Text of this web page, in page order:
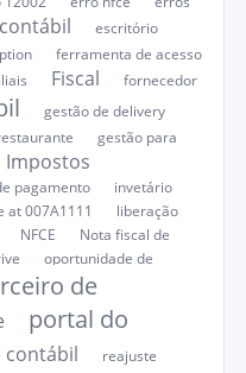
escritório
ferramenta de acesso
Fiscal
fornecedor
gestão de delivery
gestão para
Impostos
pagamento
invetário
at 007A1111
liberação
NFCE
Nota fiscal de
oportunidade de
de
portal do
reajuste